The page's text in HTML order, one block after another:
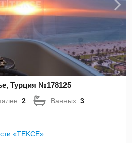
Турция №178125
2 Ванных:3
«TEKCE»